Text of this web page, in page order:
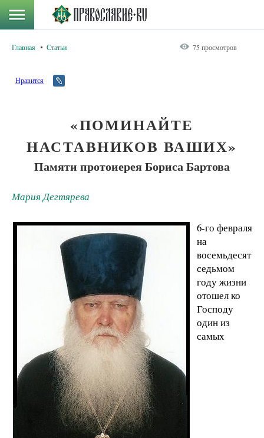
Главная Статьи 75 просмотров
Нравится
«ПОМИНАЙТЕ
НАСТАВНИКОВ ВАШИХ»
Памяти протоиерея Бориса Бартова
Мария Дегтярева
6-го февраля
на
восемьдесят
седьмом
году жизни
отошел ко
Господу
один из
самых